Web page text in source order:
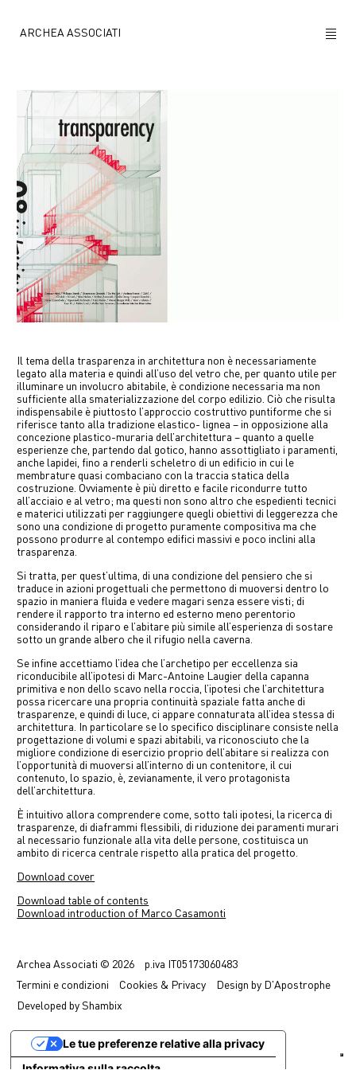
ARCHEA ASSOCIATI
CONTATTI
中文
EN
Il tema della trasparenza in architettura non è necessariamente
legato alla materia e quindi all’uso del vetro che, per quanto utile per
illuminare un involucro abitabile, è condizione necessaria ma non
sufficiente alla smaterializzazione del corpo edilizio. Ciò che risulta
indispensabile è piuttosto l’approccio costruttivo puntiforme che si
riferisce tanto alla tradizione elastico- lignea – in opposizione alla
concezione plastico-muraria dell’architettura – quanto a quelle
esperienze che, partendo dal gotico, hanno assottigliato i paramenti,
anche lapidei, fino a renderli scheletro di un edificio in cui le
membrature quasi combaciano con la traccia statica della
costruzione. Ovviamente è più diretto e facile ricondurre tutto
all’acciaio e al vetro; ma questi non sono altro che espedienti tecnici
e materici utilizzati per raggiungere quegli obiettivi di leggerezza che
sono una condizione di progetto puramente compositiva ma che
possono produrre al contempo edifici massivi e poco inclini alla
trasparenza.
Si tratta, per quest’ultima, di una condizione del pensiero che si
traduce in azioni progettuali che permettono di muoversi dentro lo
spazio in maniera fluida e vedere magari senza essere visti; di
rendere il rapporto tra interno ed esterno meno perentorio
considerando il riparo e l’abitare più simile all’esperienza di sostare
sotto un grande albero che il rifugio nella caverna.
Se infine accettiamo l’idea che l’archetipo per eccellenza sia
riconducibile all’ipotesi di Marc-Antoine Laugier della capanna
primitiva e non dello scavo nella roccia, l’ipotesi che l’architettura
possa ricercare una propria continuità spaziale fatta anche di
trasparenze, e quindi di luce, ci appare connaturata all’idea stessa di
architettura. In particolare se lo specifico disciplinare consiste nella
progettazione di volumi e spazi abitabili, va riconosciuto che la
migliore condizione di esercizio proprio dell’abitare si realizza con
l’opportunità di muoversi all’interno di un contenitore, il cui
contenuto, lo spazio, è, zevianamente, il vero protagonista
dell’architettura.
È intuitivo allora comprendere come, sotto tali ipotesi, la ricerca di
trasparenze, di diaframmi flessibili, di riduzione dei paramenti murari
al necessario funzionale alla vita delle persone, costituisca un
ambito di ricerca centrale rispetto alla pratica del progetto.
Download cover
Download table of contents
Download introduction of Marco Casamonti
Archea Associati © 2026
p.iva IT05173060483
Termini e condizioni Cookies & Privacy Design by D'Apostrophe
Developed byShambix
Le tue preferenze relative alla privacy